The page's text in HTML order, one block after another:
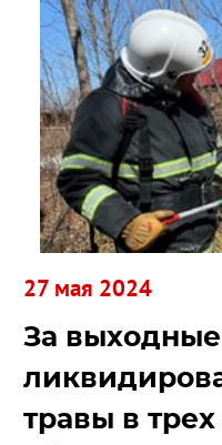
За
травы в
27 мая 2024